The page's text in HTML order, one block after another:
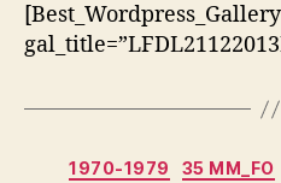
1970-1979 35 MM_FO